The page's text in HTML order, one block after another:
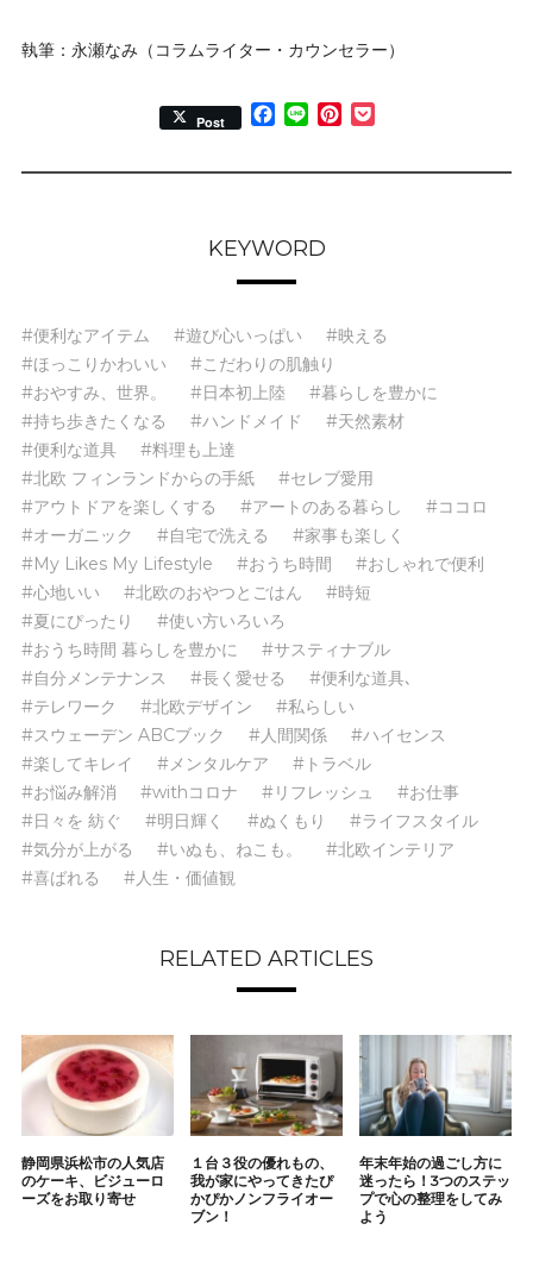
執筆：永瀬なみ（コラムライター・カウンセラー）
Post Facebook
Line Pinterest
KEYWORD
#便利なアイテム #遊び心いっぱい
#映える
#ほっこりかわいい
#こだわりの肌触り
#おやすみ、世界。
#日本初上陸
#暮らしを豊かに
#持ち歩きたくなる
#ハンドメイド
#天然素材
#便利な道具
#料理も上達
#北欧 フィンランドからの手紙
#セレブ愛用
#アウトドアを楽しくする
#アートのある暮らし
#ココロ
#オーガニック
#自宅で洗える
#家事も楽しく
#My Likes My Lifestyle
#おうち時間
#おしゃれで便利
#心地いい
#北欧のおやつとごはん
#時短
#夏にぴったり
#使い方いろいろ
#おうち時間 暮らしを豊かに
#サスティナブル
#自分メンテナンス
#長く愛せる
#便利な道具､
#テレワーク
#北欧デザイン
#私らしい
#スウェーデン ABCブック
#人間関係
#ハイセンス
#楽してキレイ
#メンタルケア
#トラベル
#お悩み解消
#withコロナ #リフレッシュ
#お仕事
#日々を 紡ぐ
#明日輝く #ぬくもり
#ライフスタイル
#気分が上がる
#いぬも、ねこも。
#北欧インテリア
#喜ばれる
#人生・価値観
RELATED ARTICLES
静岡県浜松市の人気店
のケーキ、ビジューロ
ーズをお取り寄せ
１台３役の優れもの、
我が家にやってきたぴ
かぴかノンフライオー
ブン！
年末年始の過ごし方に
迷ったら！3つのステッ
プで心の整理をしてみ
よう